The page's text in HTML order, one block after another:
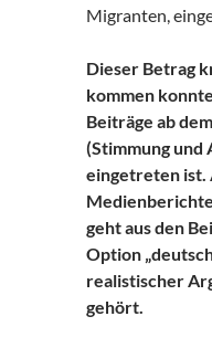
Migranten,
Dieser Betrag
kommen
Beiträge ab
(Stimmung und
eingetreten ist.
geht aus den
Option
realistischer
gehört.